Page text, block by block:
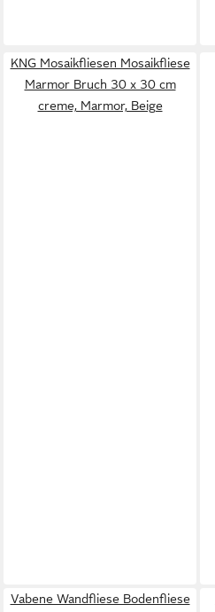
KNG Mosaikfliesen Mosaikfliese
Marmor Bruch 30 x 30 cm
creme, Marmor, Beige
Vabene Wandfliese Bodenfliese